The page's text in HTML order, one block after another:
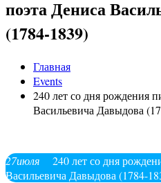
поэта Дениса
(1784-1839)
Главная
Events
240 лет со дня рождения
Васильевича Давыдова
27июля
240 лет со дня
Васильевича Давыдова (1784-